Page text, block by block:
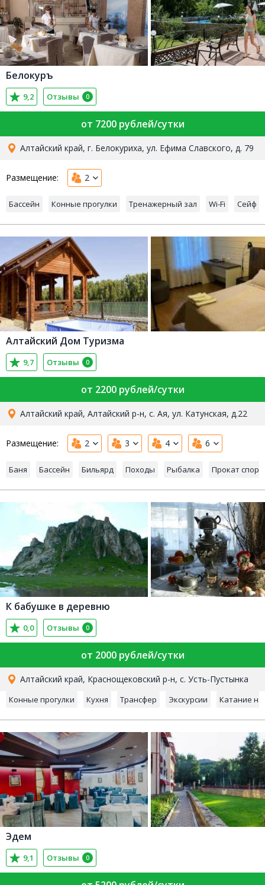
Белокуръ
9,2 Отзывы 0
от 7200 рублей/сутки
Алтайский край, г. Белокуриха, ул. Ефима Славского, д. 79
Размещение: 2
Бассейн Конные прогулки Тренажерный зал Wi-Fi Сейф
Алтайский Дом Туризма
9,7 Отзывы 0
от 2200 рублей/сутки
Алтайский край, Алтайский р-н, с. Ая, ул. Катунская, д.22
Размещение: 2 3 4 6
Баня Бассейн Бильярд Походы Рыбалка Прокат
К бабушке в деревню
0,0 Отзывы 0
от 2000 рублей/сутки
Алтайский край, Краснощековский р-н, с. Усть-Пустынка
Конные прогулки Кухня Трансфер Экскурсии Катание
Эдем
9,1 Отзывы 0